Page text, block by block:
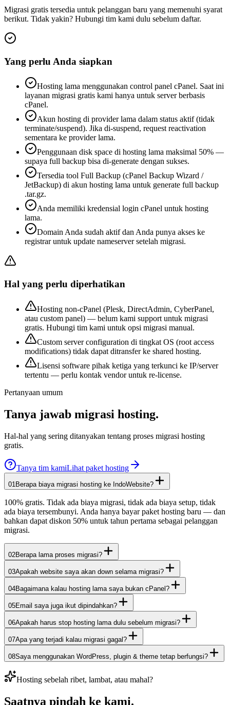
Migrasi gratis tersedia untuk pelanggan baru yang memenuhi syarat
berikut. Tidak yakin? Hubungi tim kami dulu sebelum daftar.
Yang perlu Anda siapkan
Hosting lama menggunakan control panel cPanel. Saat ini
layanan migrasi gratis kami hanya untuk server berbasis
cPanel.
Akun hosting di provider lama dalam status aktif (tidak
terminate/suspend). Jika di-suspend, request reactivation
sementara ke provider lama.
Penggunaan disk space di hosting lama maksimal 50% —
supaya full backup bisa di-generate dengan sukses.
Tersedia tool Full Backup (cPanel Backup Wizard /
JetBackup) di akun hosting lama untuk generate full backup
.tar.gz.
Anda memiliki kredensial login cPanel untuk hosting
lama.
Domain Anda sudah aktif dan Anda punya akses ke
registrar untuk update nameserver setelah migrasi.
Hal yang perlu diperhatikan
Hosting non-cPanel (Plesk, DirectAdmin, CyberPanel,
atau custom panel) — belum kami support untuk migrasi
gratis. Hubungi tim kami untuk opsi migrasi manual.
Custom server configuration di tingkat OS (root access
modifications) tidak dapat ditransfer ke shared hosting.
Lisensi software pihak ketiga yang terkunci ke IP/server
tertentu — perlu kontak vendor untuk re-license.
Pertanyaan umum
Tanya jawab migrasi hosting.
Hal-hal yang sering ditanyakan tentang proses migrasi hosting
gratis.
Tanya tim kamiLihat paket hosting
01 Berapa biaya migrasi hosting ke IndoWebsite?
100% gratis. Tidak ada biaya migrasi, tidak ada biaya setup, tidak
ada biaya tersembunyi. Anda hanya bayar paket hosting baru — dan
bahkan dapat diskon 50% untuk tahun pertama sebagai pelanggan
migrasi.
02Berapa lama proses migrasi?
03Apakah website saya akan down selama migrasi?
04Bagaimana kalau hosting lama saya bukan cPanel?
05Email saya juga ikut dipindahkan?
06Apakah harus stop hosting lama dulu sebelum migrasi?
07Apa yang terjadi kalau migrasi gagal?
08Saya menggunakan WordPress, plugin & theme tetap berfungsi?
Hosting sebelah ribet, lambat, atau mahal?
Saatnya pindah ke kami.